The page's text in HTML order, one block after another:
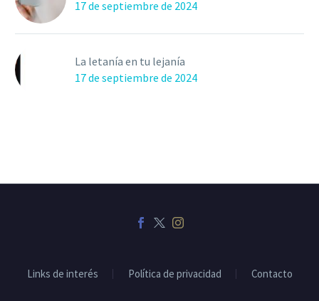
17 de septiembre de 2024
La letanía en tu lejanía
17 de septiembre de 2024
Links de interés Política de privacidad Contacto